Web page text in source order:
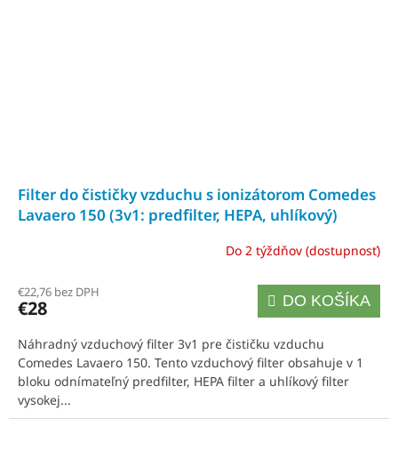
Filter do čističky vzduchu s ionizátorom Comedes
Lavaero 150 (3v1: predfilter, HEPA, uhlíkový)
Do 2 týždňov (dostupnosť)
€22,76 bez DPH
€28 DO KOŠÍKA
Náhradný vzduchový filter 3v1 pre čističku vzduchu
Comedes Lavaero 150. Tento vzduchový filter obsahuje v 1
bloku odnímateľný predfilter, HEPA filter a uhlíkový filter
vysokej...